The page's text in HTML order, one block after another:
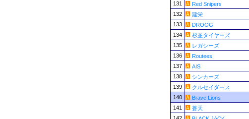
131
Red Snipers
132
建栄
133
DROOG
134
杉並タイヤーズ
135
レガシーズ
136
Routees
137
AIS
138
シンカーズ
139
クルセイダース
140
Brave Lions
141
蒼天